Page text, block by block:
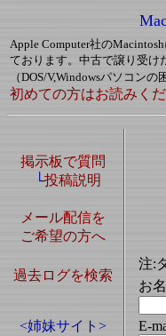
Apple Computer社の
ております。中古で譲り受け
（DOS/V,Windowsパソコンの
初めての方はお読みく
注:
お
E-
掲示板で質問
└投稿説明
メール配信を
ご希望の方へ
過去ログを検索
<姉妹サイト>